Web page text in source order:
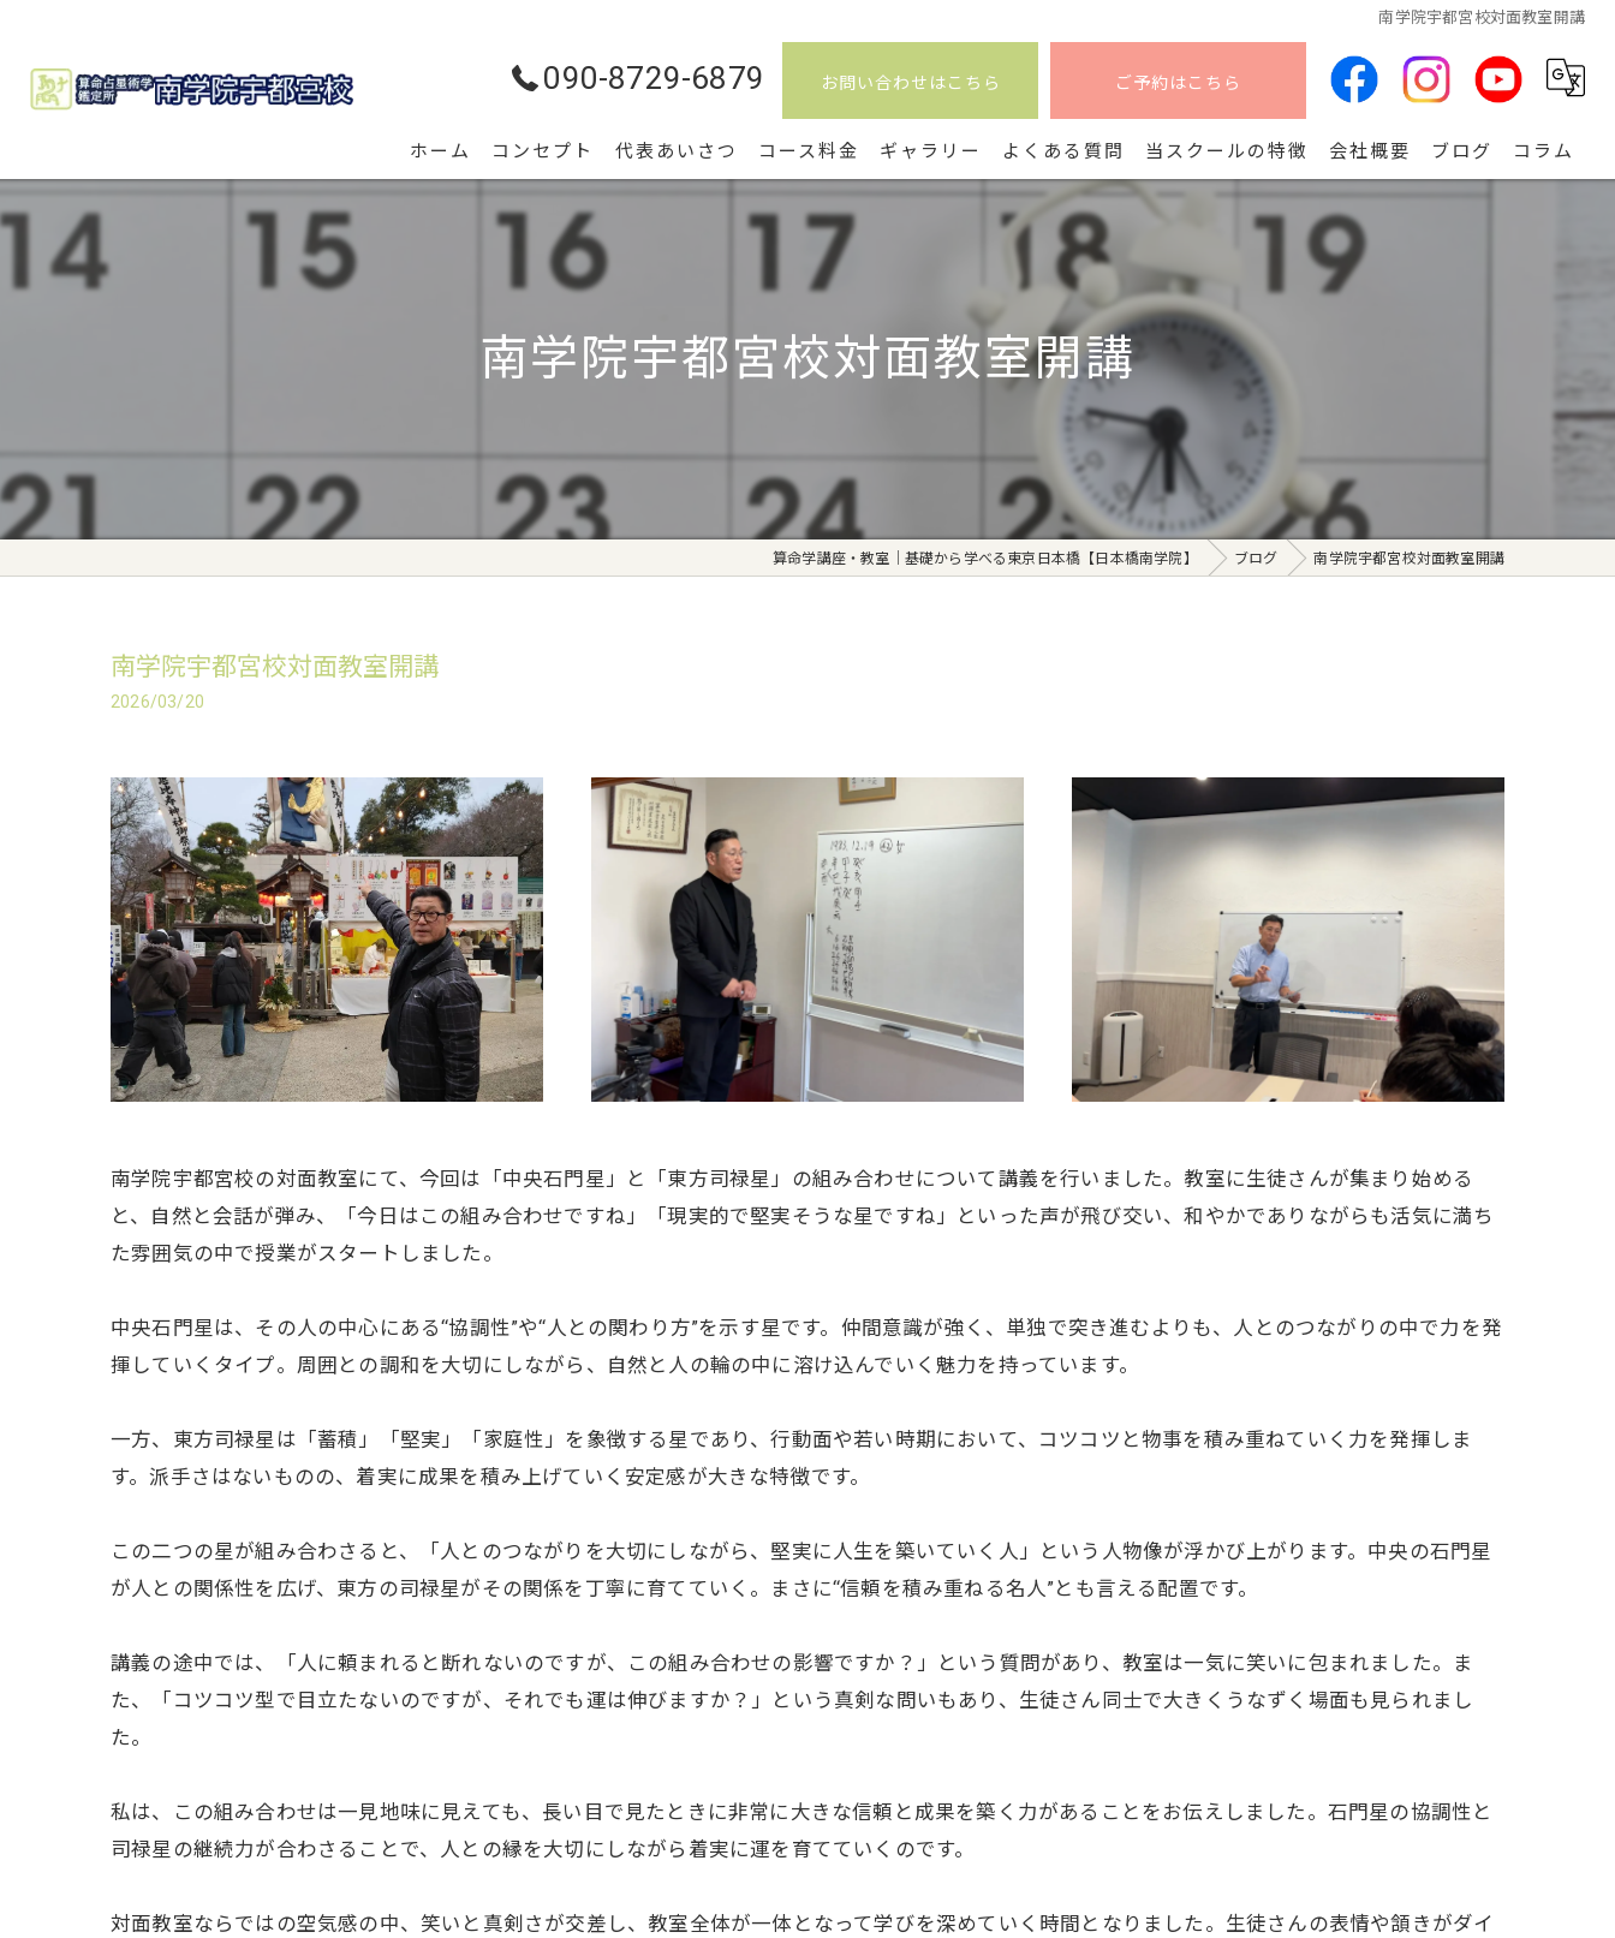
南学院宇都宮校対面教室開講
090-8729-6879 お問い合わせはこちら ご予約はこちら
ホーム コンセプト 代表あいさつ コース料金 ギャラリー よくある質問 当スクールの特徴
開講
会社概要 ブログ コラム
南学院宇都宮校対面教室開講
算命学講座・教室｜基礎から学べる東京日本橋【日本橋南学院】 ブログ 南学院宇都宮校対面教室開講
南学院宇都宮校対面教室開講
2026/03/20
南学院宇都宮校の対面教室にて、今回は「中央石門星」と「東方司禄星」の組み合わせについて講義を行いました。教室に生徒さんが集まり始める
と、自然と会話が弾み、「今日はこの組み合わせですね」「現実的で堅実そうな星ですね」といった声が飛び交い、和やかでありながらも活気に満ち
た雰囲気の中で授業がスタートしました。
中央石門星は、その人の中心にある“協調性”や“人との関わり方”を示す星です。仲間意識が強く、単独で突き進むよりも、人とのつながりの中で力を発
揮していくタイプ。周囲との調和を大切にしながら、自然と人の輪の中に溶け込んでいく魅力を持っています。
一方、東方司禄星は「蓄積」「堅実」「家庭性」を象徴する星であり、行動面や若い時期において、コツコツと物事を積み重ねていく力を発揮しま
す。派手さはないものの、着実に成果を積み上げていく安定感が大きな特徴です。
この二つの星が組み合わさると、「人とのつながりを大切にしながら、堅実に人生を築いていく人」という人物像が浮かび上がります。中央の石門星
が人との関係性を広げ、東方の司禄星がその関係を丁寧に育てていく。まさに“信頼を積み重ねる名人”とも言える配置です。
講義の途中では、「人に頼まれると断れないのですが、この組み合わせの影響ですか？」という質問があり、教室は一気に笑いに包まれました。ま
た、「コツコツ型で目立たないのですが、それでも運は伸びますか？」という真剣な問いもあり、生徒さん同士で大きくうなずく場面も見られまし
た。
私は、この組み合わせは一見地味に見えても、長い目で見たときに非常に大きな信頼と成果を築く力があることをお伝えしました。石門星の協調性と
司禄星の継続力が合わさることで、人との縁を大切にしながら着実に運を育てていくのです。
対面教室ならではの空気感の中、笑いと真剣さが交差し、教室全体が一体となって学びを深めていく時間となりました。生徒さんの表情や頷きがダイ